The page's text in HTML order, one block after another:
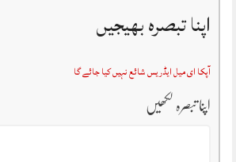
اپنا تبصرہ بھیجیں
آپکا ای میل ایڈریس شائع نہیں کیا جائے گا
اپنا تبصرہ لکھیں